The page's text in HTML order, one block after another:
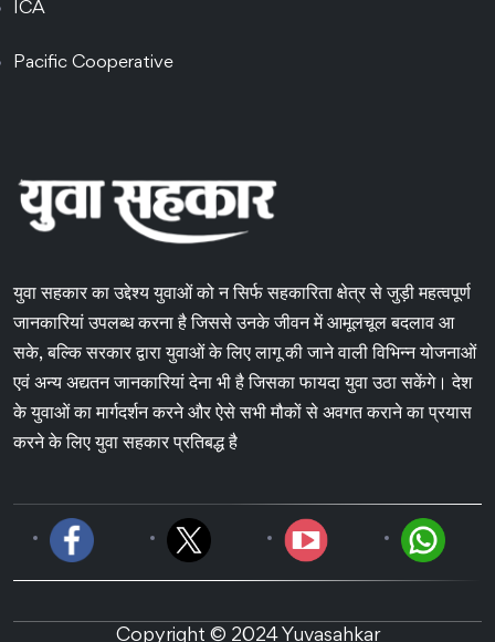
ICA
Pacific Cooperative
युवा सहकार का उद्देश्य युवाओं को न सिर्फ सहकारिता क्षेत्र से जुड़ी महत्वपूर्ण
जानकारियां उपलब्ध करना है जिससे उनके जीवन में आमूलचूल बदलाव आ
सके, बल्कि सरकार द्वारा युवाओं के लिए लागू की जाने वाली विभिन्न योजनाओं
एवं अन्य अद्यतन जानकारियां देना भी है जिसका फायदा युवा उठा सकेंगे। देश
के युवाओं का मार्गदर्शन करने और ऐसे सभी मौकों से अवगत कराने का प्रयास
करने के लिए युवा सहकार प्रतिबद्ध है
Copyright © 2024 Yuvasahkar